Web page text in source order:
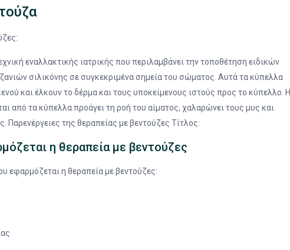
εναλλακτικής ιατρικής που περιλαμβάνει την τοποθέτηση ειδικών
σιλικόνης σε συγκεκριμένα σημεία του σώματος. Αυτά τα κύπελλα
και έλκουν το δέρμα και τους υποκείμενους ιστούς προς το κύπελλο. Η
από τα κύπελλα προάγει τη ροή του αίματος, χαλαρώνει τους μυς και
Παρενέργειες της θεραπείας με βεντούζες Τίτλος:
η θεραπεία με βεντούζες
εφαρμόζεται η θεραπεία με βεντούζες: